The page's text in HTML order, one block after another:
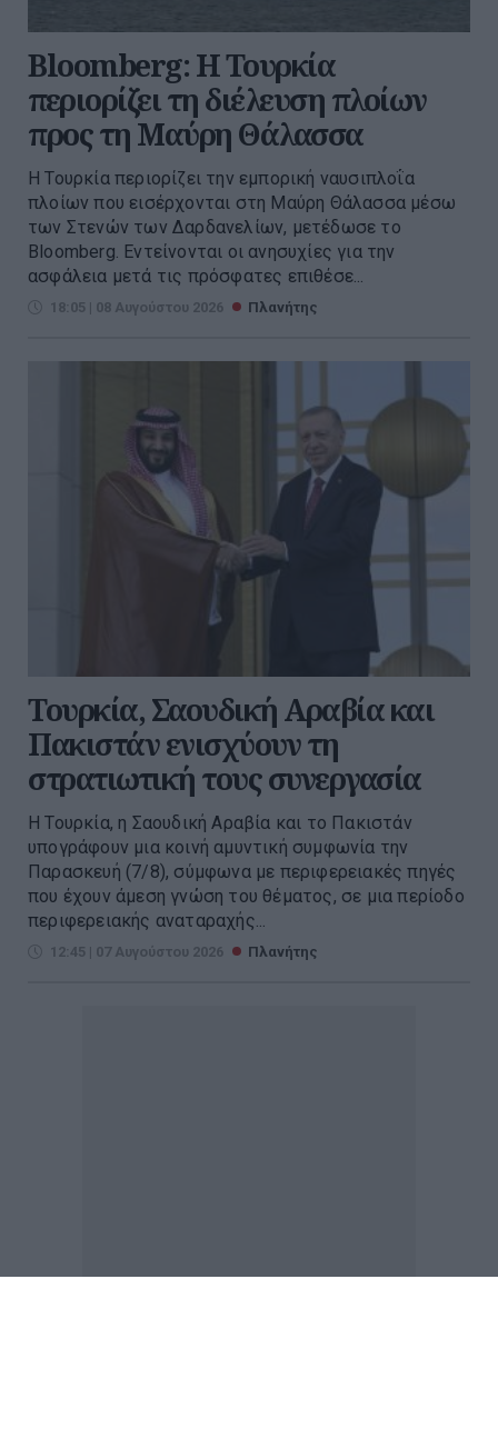
Bloomberg: Η Τουρκία
περιορίζει τη διέλευση πλοίων
προς τη Μαύρη Θάλασσα
Η Τουρκία περιορίζει την εμπορική ναυσιπλοΐα
πλοίων που εισέρχονται στη Μαύρη Θάλασσα μέσω
των Στενών των Δαρδανελίων, μετέδωσε το
Bloomberg. Eντείνονται οι ανησυχίες για την
ασφάλεια μετά τις πρόσφατες επιθέσε...
18:05 | 08 Αυγούστου 2026 Πλανήτης
Τουρκία, Σαουδική Αραβία και
Πακιστάν ενισχύουν τη
στρατιωτική τους συνεργασία
Η Τουρκία, η Σαουδική Αραβία και το Πακιστάν
υπογράφουν μια κοινή αμυντική συμφωνία την
Παρασκευή (7/8), σύμφωνα με περιφερειακές πηγές
που έχουν άμεση γνώση του θέματος, σε μια περίοδο
περιφερειακής αναταραχής...
12:45 | 07 Αυγούστου 2026 Πλανήτης